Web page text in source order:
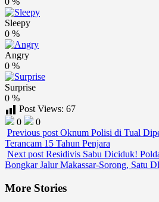
Sleepy
0 %
Angry
0 %
Surprise
0 %
Post Views: 67
0
0
Previous post Oknum Polisi di Tual
Terancam 15 Tahun Penjara
Next post Residivis Sabu Diciduk!
Bongkar Jalur Makassar-Sorong, Satu
More Stories